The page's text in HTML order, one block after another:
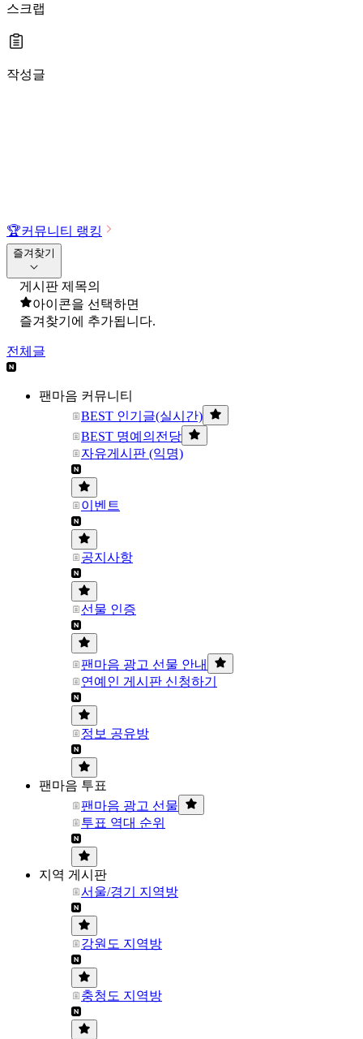
스크랩
작성글
🏆커뮤니티 랭킹
즐겨찾기
게시판 제목의
아이콘을 선택하면
즐겨찾기에 추가됩니다.
전체글
팬마음 커뮤니티
BEST 인기글(실시간)
BEST 명예의전당
자유게시판 (익명)
이벤트
공지사항
선물 인증
팬마음 광고 선물 안내
연예인 게시판 신청하기
정보 공유방
팬마음 투표
팬마음 광고 선물
투표 역대 순위
지역 게시판
서울/경기 지역방
강원도 지역방
충청도 지역방